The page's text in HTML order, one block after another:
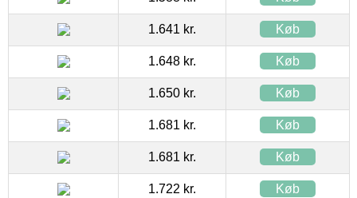
1.641 kr. Køb
1.648 kr. Køb
1.650 kr. Køb
1.681 kr. Køb
1.681 kr. Køb
1.722 kr. Køb